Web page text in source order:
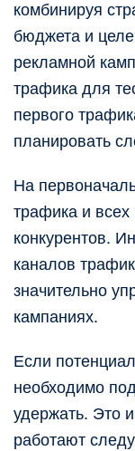
комбинируя
бюджета и
рекламной
трафика для
первого
планировать
На
трафика и
конкурентов.
каналов
значительно
кампаниях.
Если
необходимо
удержать. Это
работают